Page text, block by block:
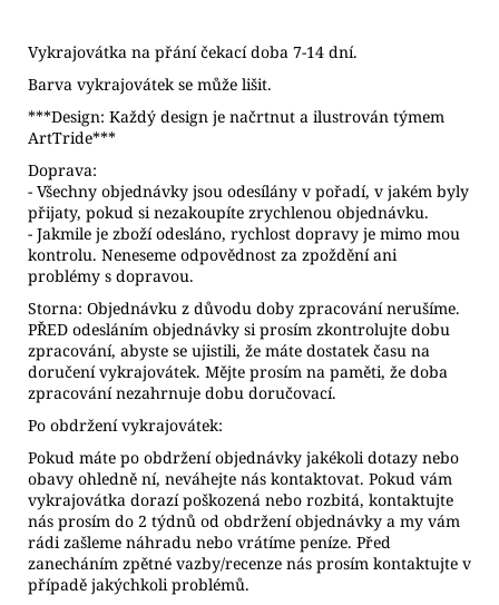
Vykrajovátka na přání čekací doba 7-14 dní.
Barva vykrajovátek se může lišit.
***Design: Každý design je načrtnut a ilustrován týmem
ArtTride***
Doprava:
- Všechny objednávky jsou odesílány v pořadí, v jakém byly
přijaty, pokud si nezakoupíte zrychlenou objednávku.
- Jakmile je zboží odesláno, rychlost dopravy je mimo mou
kontrolu. Neneseme odpovědnost za zpoždění ani
problémy s dopravou.
Storna: Objednávku z důvodu doby zpracování nerušíme.
PŘED odesláním objednávky si prosím zkontrolujte dobu
zpracování, abyste se ujistili, že máte dostatek času na
doručení vykrajovátek. Mějte prosím na paměti, že doba
zpracování nezahrnuje dobu doručovací.
Po obdržení vykrajovátek:
Pokud máte po obdržení objednávky jakékoli dotazy nebo
obavy ohledně ní, neváhejte nás kontaktovat. Pokud vám
vykrajovátka dorazí poškozená nebo rozbitá, kontaktujte
nás prosím do 2 týdnů od obdržení objednávky a my vám
rádi zašleme náhradu nebo vrátíme peníze. Před
zanecháním zpětné vazby/recenze nás prosím kontaktujte v
případě jakýchkoli problémů.